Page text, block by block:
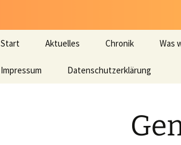
Start Aktuelles Chronik Was
Impressum Datenschutzerklärung